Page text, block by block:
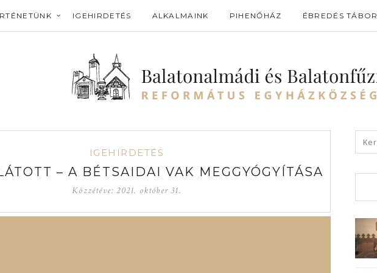
IGEHIRDETÉS ALKALMAINK PIHENŐHÁZ ÉBREDÉS TÁBOR
IGEHIRDETÉS
– A BÉTSAIDAI VAK MEGGYÓGYÍTÁSA
Közzétéve:2021. október 31.